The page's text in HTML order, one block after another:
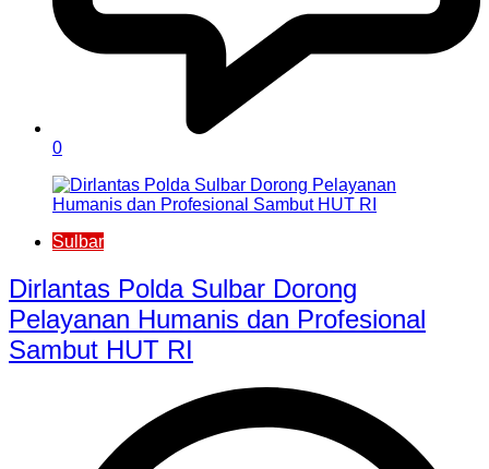
0
Sulbar
Dirlantas Polda Sulbar Dorong
Pelayanan Humanis dan Profesional
Sambut HUT RI